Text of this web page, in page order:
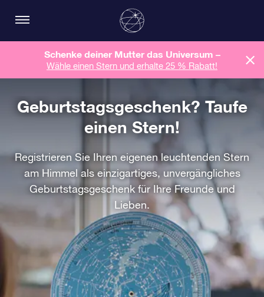
Schenke deiner Mutter das Universum –
Wähle einen Stern und erhalte 25 % Rabatt!
Geburtstagsgeschenk? Taufe
einen Stern!
Registrieren Sie Ihren eigenen leuchtenden Stern
am Himmel als einzigartiges, unvergängliches
Geburtstagsgeschenk für Ihre Freunde und
Lieben.